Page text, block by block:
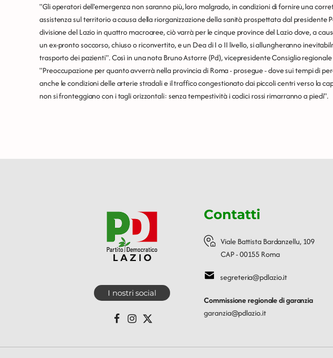
"Gli operatori dell'emergenza non saranno più, loro malgrado, in condizioni di fornire una
assistenza sul territorio a causa della riorganizzazione della sanità prospettata dal presidente
divisione del Lazio in quattro macroaree, ciò varrà per le cinque province del Lazio dove, a
un ex-pronto soccorso, chiuso o riconvertito, e un Dea di I o II livello, si allungheranno
trasporto dei pazienti". Così in una nota Bruno Astorre (Pd), vicepresidente Consiglio regionale
"Preoccupazione per quanto avverrà nella provincia di Roma - prosegue - dove sui tempi di
anche le condizioni delle arterie stradali e il traffico congestionato dai piccoli centri verso la
non si fronteggiano con i tagli orizzontali: senza tempestività i codici rossi rimarranno a piedi".
I nostri social
Contatti
Viale Battista Bardanzellu, 109
CAP - 00155 Roma
segreteria@pdlazio.it
Commissione regionale di garanzia
garanzia@pdlazio.it